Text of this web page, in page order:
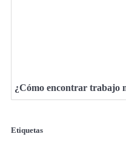
¿Cómo encontrar trabajo
Etiquetas